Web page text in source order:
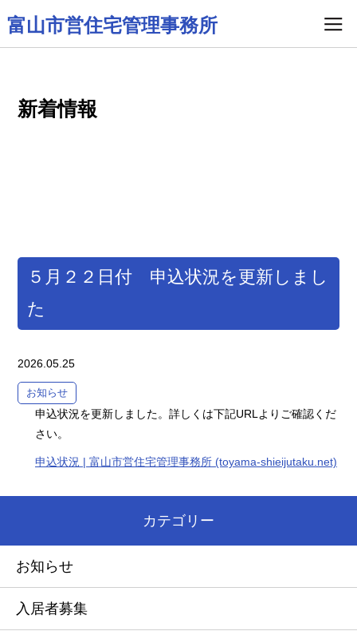
富山市営住宅管理事務所
新着情報
５月２２日付 申込状況を更新しまし
た
2026.05.25
お知らせ
申込状況を更新しました。詳しくは下記URLよりご確認くだ
さい。
申込状況 | 富山市営住宅管理事務所 (toyama-shieijutaku.net)
カテゴリー
お知らせ
入居者募集